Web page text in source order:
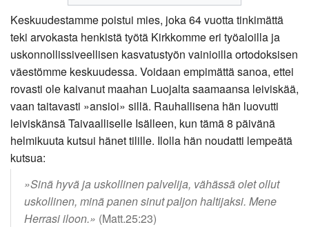
Keskuudestamme poistui mies, joka 64 vuotta tinkimättä
teki arvokasta henkistä työtä Kirkkomme eri työaloilla ja
uskonnollissiveellisen kasvatustyön vainioilla ortodoksisen
väestömme keskuudessa. Voidaan empimättä sanoa, ettei
rovasti ole kaivanut maahan Luojalta saamaansa leiviskää,
vaan taitavasti »ansioi» sillä. Rauhallisena hän luovutti
leiviskänsä Taivaalliselle Isälleen, kun tämä 8 päivänä
helmikuuta kutsui hänet tilille. Ilolla hän noudatti lempeätä
kutsua:
»Sinä hyvä ja uskollinen palvelija, vähässä olet ollut
uskollinen, minä panen sinut paljon haltijaksi. Mene
Herrasi iloon.» (Matt.25:23)